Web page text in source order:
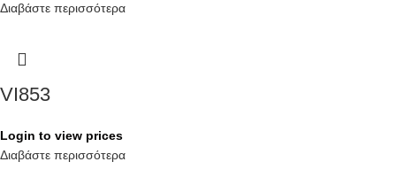
Διαβάστε περισσότερα
VI853
Login to view prices
Διαβάστε περισσότερα